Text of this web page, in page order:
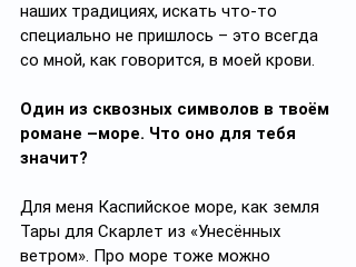
наших традициях, искать что-то
специально не пришлось – это всегда
со мной, как говорится, в моей крови.
Один из сквозных символов в твоём
романе –море. Что оно для тебя
значит?
Для меня Каспийское море, как земля
Тары для Скарлет из «Унесённых
ветром». Про море тоже можно